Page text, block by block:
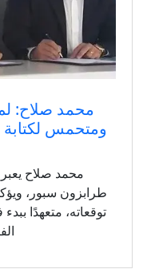
محمد صلاح: لم
ومتحمس
محمد صلاح
طرابزون سبور،
توقعاته، متعهدًا